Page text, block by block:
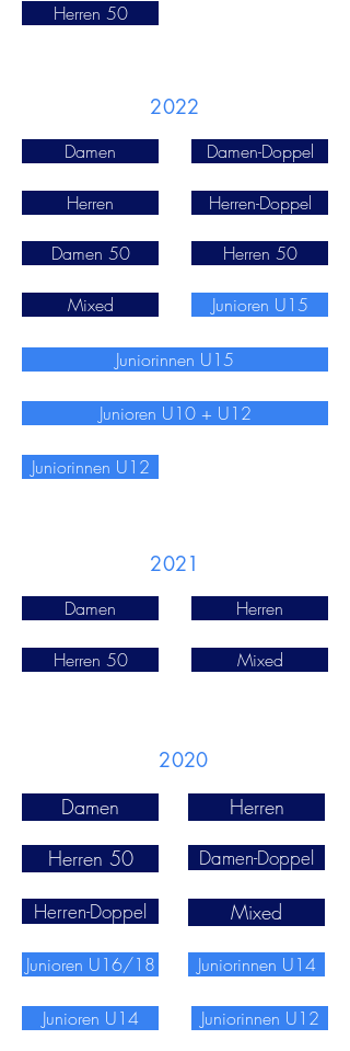
Herren 50
2022
Damen
Herren
Damen 50
Mixed
Damen-Doppel
Herren-Doppel
Herren 50
Junioren U15
Juniorinnen U15
Junioren U10 + U12
Juniorinnen U12
2021
Damen
Herren 50
Herren
Mixed
2020
Damen
Herren 50
Herren-Doppel
Junioren U16/18
Junioren U14
Herren
Damen-Doppel
Mixed
Juniorinnen U14
Juniorinnen U12